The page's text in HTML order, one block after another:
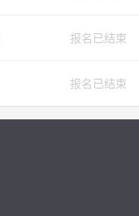
报名已结束
报名已结束